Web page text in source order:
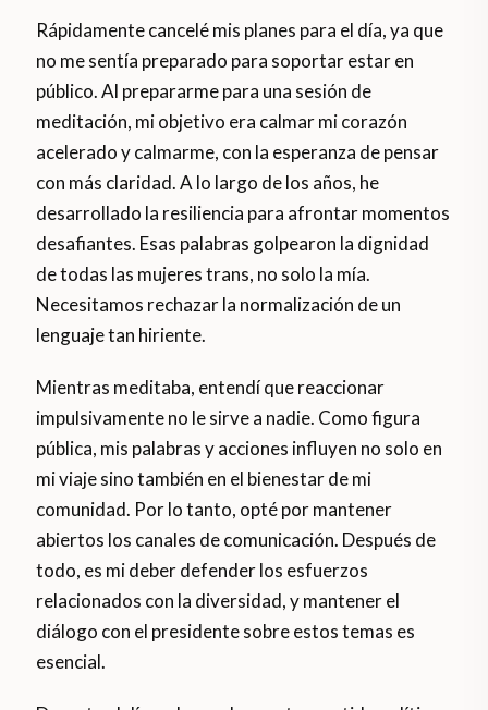
Rápidamente cancelé mis planes para el día, ya que
no me sentía preparado para soportar estar en
público. Al prepararme para una sesión de
meditación, mi objetivo era calmar mi corazón
acelerado y calmarme, con la esperanza de pensar
con más claridad. A lo largo de los años, he
desarrollado la resiliencia para afrontar momentos
desafiantes. Esas palabras golpearon la dignidad
de todas las mujeres trans, no solo la mía.
Necesitamos rechazar la normalización de un
lenguaje tan hiriente.
Mientras meditaba, entendí que reaccionar
impulsivamente no le sirve a nadie. Como figura
pública, mis palabras y acciones influyen no solo en
mi viaje sino también en el bienestar de mi
comunidad. Por lo tanto, opté por mantener
abiertos los canales de comunicación. Después de
todo, es mi deber defender los esfuerzos
relacionados con la diversidad, y mantener el
diálogo con el presidente sobre estos temas es
esencial.